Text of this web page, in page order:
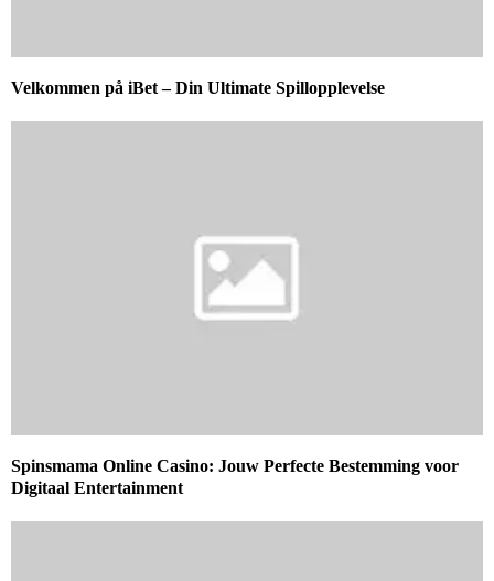
Velkommen på iBet – Din Ultimate Spillopplevelse
Spinsmama Online Casino: Jouw Perfecte Bestemming voor
Digitaal Entertainment